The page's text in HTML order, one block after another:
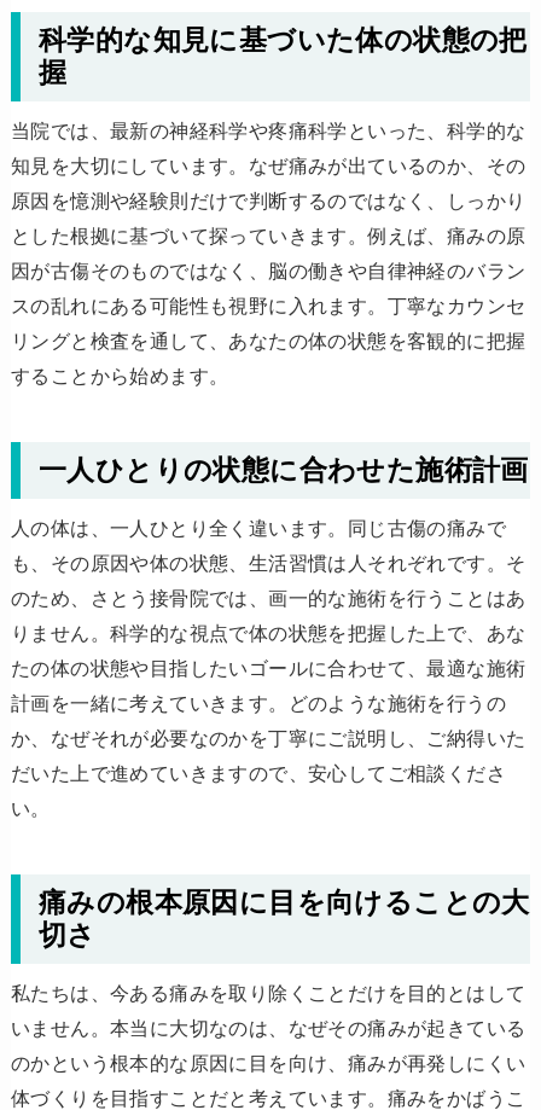
科学的な知見に基づいた体の状態の把
握
当院では、最新の神経科学や疼痛科学といった、科学的な
知見を大切にしています。なぜ痛みが出ているのか、その
原因を憶測や経験則だけで判断するのではなく、しっかり
とした根拠に基づいて探っていきます。例えば、痛みの原
因が古傷そのものではなく、脳の働きや自律神経のバラン
スの乱れにある可能性も視野に入れます。丁寧なカウンセ
リングと検査を通して、あなたの体の状態を客観的に把握
することから始めます。
一人ひとりの状態に合わせた施術計画
人の体は、一人ひとり全く違います。同じ古傷の痛みで
も、その原因や体の状態、生活習慣は人それぞれです。そ
のため、さとう接骨院では、画一的な施術を行うことはあ
りません。科学的な視点で体の状態を把握した上で、あな
たの体の状態や目指したいゴールに合わせて、最適な施術
計画を一緒に考えていきます。どのような施術を行うの
か、なぜそれが必要なのかを丁寧にご説明し、ご納得いた
だいた上で進めていきますので、安心してご相談くださ
い。
痛みの根本原因に目を向けることの大
切さ
私たちは、今ある痛みを取り除くことだけを目的とはして
いません。本当に大切なのは、なぜその痛みが起きている
のかという根本的な原因に目を向け、痛みが再発しにくい
体づくりを目指すことだと考えています。痛みをかばうこ